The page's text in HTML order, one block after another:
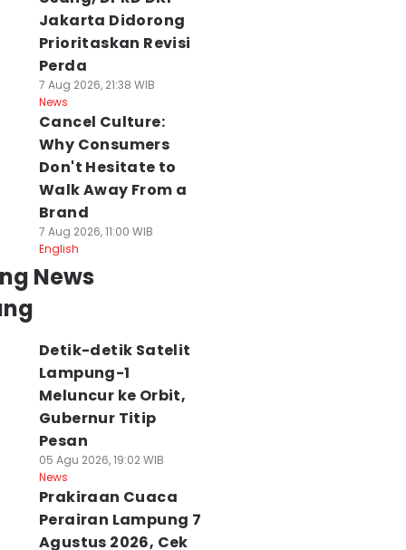
Jakarta Didorong
Prioritaskan Revisi
Perda
7 Aug 2026, 21:38 WIB
News
Cancel Culture:
Why Consumers
Don't Hesitate to
Walk Away From a
Brand
7 Aug 2026, 11:00 WIB
English
News
Detik-detik Satelit
Lampung-1
Meluncur ke Orbit,
Gubernur Titip
Pesan
05 Agu 2026, 19:02 WIB
News
Prakiraan Cuaca
Perairan Lampung 7
Agustus 2026, Cek